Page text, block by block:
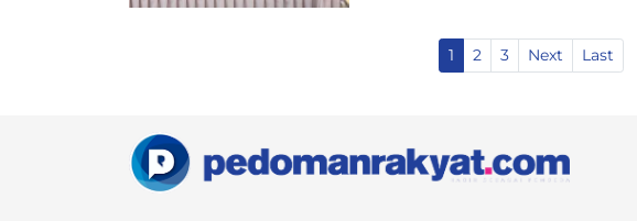
1 2 3 Next Last